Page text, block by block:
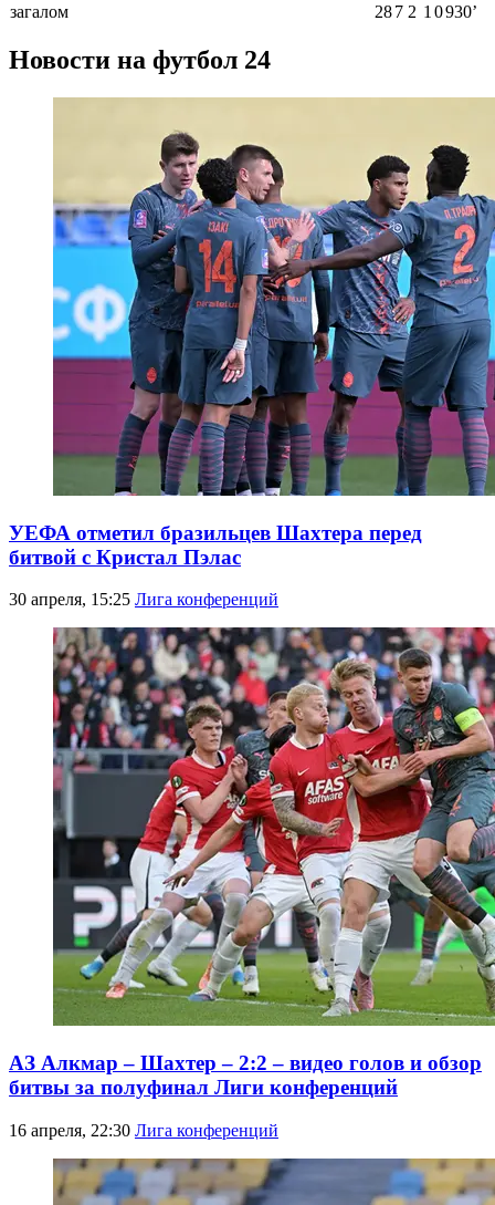
загалом 287 2 1 0930ʼ
Новости на футбол 24
УЕФА отметил бразильцев Шахтера перед
битвой с Кристал Пэлас
30 апреля, 15:25 Лига конференций
АЗ Алкмар – Шахтер – 2:2 – видео голов и обзор
битвы за полуфинал Лиги конференций
16 апреля, 22:30 Лига конференций